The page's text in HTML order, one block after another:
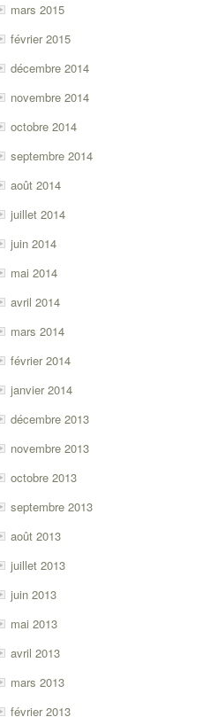
mars 2015
février 2015
décembre 2014
novembre 2014
octobre 2014
septembre 2014
août 2014
juillet 2014
juin 2014
mai 2014
avril 2014
mars 2014
février 2014
janvier 2014
décembre 2013
novembre 2013
octobre 2013
septembre 2013
août 2013
juillet 2013
juin 2013
mai 2013
avril 2013
mars 2013
février 2013